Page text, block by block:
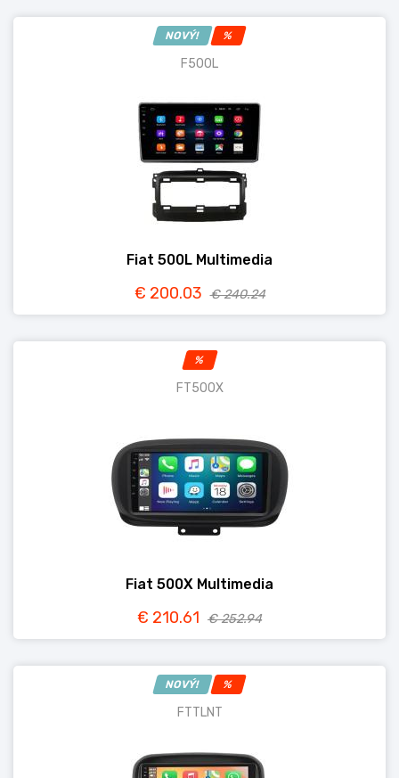
NOVÝ! %
F500L
Fiat 500L Multimedia
€ 200.03 € 240.24
%
FT500X
Fiat 500X Multimedia
€ 210.61 € 252.94
NOVÝ! %
FTTLNT